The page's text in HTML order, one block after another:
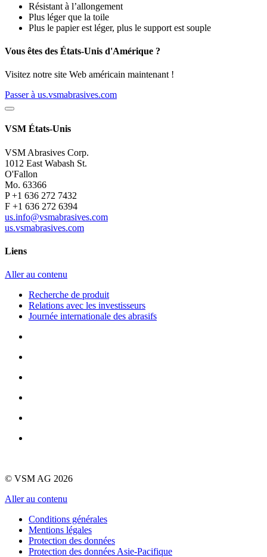
Résistant à l’allongement
Plus léger que la toile
Plus le papier est léger, plus le support est souple
Vous êtes des États-Unis d'Amérique ?
Visitez notre site Web américain maintenant !
Passer à us.vsmabrasives.com
VSM États-Unis
VSM Abrasives Corp.
1012 East Wabash St.
O'Fallon
Mo. 63366
P +1 636 272 7432
F +1 636 272 6394
us.info@vsmabrasives.com
us.vsmabrasives.com
Liens
Aller au contenu
Recherche de produit
Relations avec les investisseurs
Journée internationale des abrasifs
© VSM AG 2026
Aller au contenu
Conditions générales
Mentions légales
Protection des données
Protection des données Asie-Pacifique